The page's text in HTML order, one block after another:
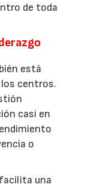
de toda
está
centros.
casi en
o
una